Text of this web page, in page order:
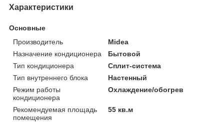
Характеристики
Основные
Производитель
Midea
Назначение кондиционера
Бытовой
Тип кондиционера
Сплит-система
Тип внутреннего блока
Настенный
Режим работы
кондиционера
Охлаждение/обогрев
Рекомендуемая площадь
помещения
55 кв.м